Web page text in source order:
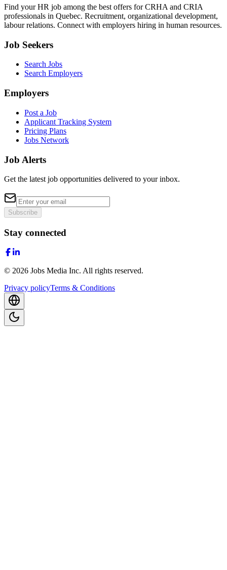
Find your HR job among the best offers for CRHA and CRIA
professionals in Quebec. Recruitment, organizational development,
labour relations. Connect with employers hiring in human resources.
Job Seekers
Search Jobs
Search Employers
Employers
Post a Job
Applicant Tracking System
Pricing Plans
Jobs Network
Job Alerts
Get the latest job opportunities delivered to your inbox.
Subscribe
Stay connected
© 2026 Jobs Media Inc. All rights reserved.
Privacy policyTerms & Conditions